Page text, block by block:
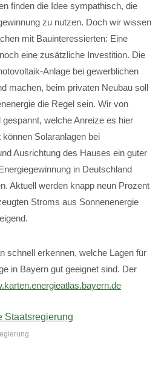
finden die Idee sympathisch, die
zu nutzen. Doch wir wissen
mit Bauinteressierten: Eine
eine zusätzliche Investition. Die
Anlage bei gewerblichen
machen, beim privaten Neubau soll
die Regel sein. Wir von
welche Anreize es hier
Solaranlagen bei
Ausrichtung des Hauses ein guter
in Deutschland
Aktuell werden knapp neun Prozent
Stroms aus Sonnenenergie
schnell erkennen, welche Lagen für
in Bayern gut geeignet sind. Der